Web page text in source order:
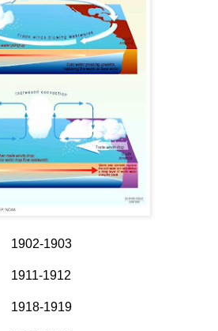
1902-1903
1911-1912
1918-1919